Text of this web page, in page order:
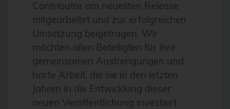
Buildah
bullseye
busan
buster
cadence
Call for papers
Contributor am neuesten Release
mitgearbeitet und zur erfolgreichen
Umsetzung beigetragen. Wir
möchten allen Beteiligten für ihre
gemeinsamen Anstrengungen und
harte Arbeit, die sie in den letzten
Jahren in die Entwicklung dieser
neuen Veröffentlichung investiert